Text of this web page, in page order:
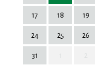
17 18 19
24 25 26
31